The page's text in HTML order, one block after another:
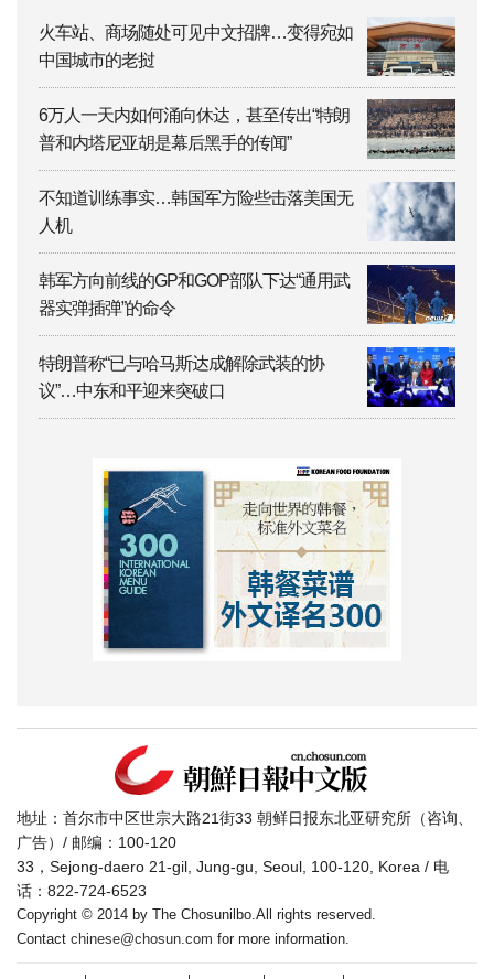
火车站、商场随处可见中文招牌…变得宛如
中国城市的老挝
6万人一天内如何涌向休达，甚至传出“特朗
普和内塔尼亚胡是幕后黑手的传闻”
不知道训练事实…韩国军方险些击落美国无
人机
韩军方向前线的GP和GOP部队下达“通用武
器实弹插弹”的命令
特朗普称“已与哈马斯达成解除武装的协
议”…中东和平迎来突破口
地址：首尔市中区世宗大路21街33 朝鲜日报东北亚研究所（咨询、
广告）/ 邮编：100-120
33，Sejong-daero 21-gil, Jung-gu, Seoul, 100-120, Korea / 电
话：822-724-6523
Copyright © 2014 by The Chosunilbo.All rights reserved.
Contact chinese@chosun.com for more information.